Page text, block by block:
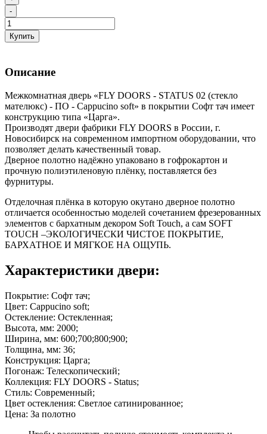
-
Купить
Описание
Межкомнатная дверь «FLY DOORS - STATUS 02 (стекло
мателюкс) - ПО - Cappucino soft» в покрытии Софт тач имеет
конструкцию типа «Царга».
Производят двери фабрики FLY DOORS в России, г.
Новосибирск на современном импортном оборудовании, что
позволяет делать качественный товар.
Дверное полотно надёжно упаковано в гофрокартон и
прочную полиэтиленовую плёнку, поставляется без
фурнитуры.
Отделочная плёнка в которую окутано дверное полотно
отличается особенностью моделей сочетанием фрезерованных
элементов с бархатным декором Soft Touch, а сам SOFT
TOUCH –ЭКОЛОГИЧЕСКИ ЧИСТОЕ ПОКРЫТИЕ,
БАРХАТНОЕ И МЯГКОЕ НА ОЩУПЬ.
Характеристики двери:
Покрытие: Софт тач;
Цвет: Cappucino soft;
Остекление: Остекленная;
Высота, мм: 2000;
Ширина, мм: 600;700;800;900;
Толщина, мм: 36;
Конструкция: Царга;
Погонаж: Телескопический;
Коллекция: FLY DOORS - Status;
Стиль: Современный;
Цвет остекления: Светлое сатинированное;
Цена: За полотно